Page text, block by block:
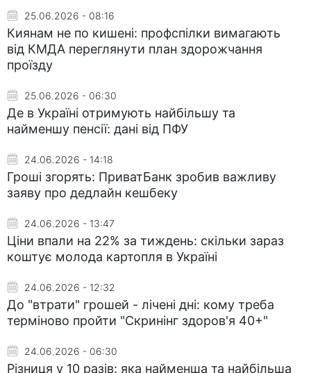
25.06.2026 - 08:16
Киянам не по кишені: профспілки вимагають
від КМДА переглянути план здорожчання
проїзду
25.06.2026 - 06:30
Де в Україні отримують найбільшу та
найменшу пенсії: дані від ПФУ
24.06.2026 - 14:18
Гроші згорять: ПриватБанк зробив важливу
заяву про дедлайн кешбеку
24.06.2026 - 13:47
Ціни впали на 22% за тиждень: скільки зараз
коштує молода картопля в Україні
24.06.2026 - 12:32
До "втрати" грошей - лічені дні: кому треба
терміново пройти "Скринінг здоров'я 40+"
24.06.2026 - 06:30
Різниця у 10 разів: яка найменша та найбільша